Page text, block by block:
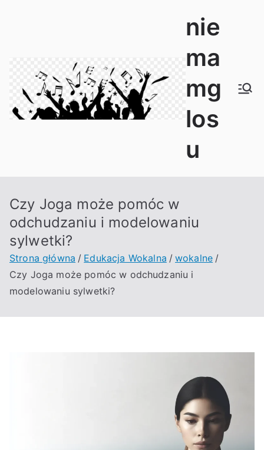
nie
ma
mg
los
u
Czy Joga może pomóc w
odchudzaniu i modelowaniu
sylwetki?
Strona główna Edukacja Wokalna
wokalne
Czy Joga może pomóc w odchudzaniu i
modelowaniu sylwetki?